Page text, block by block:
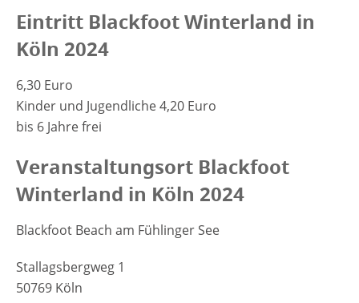
Eintritt Blackfoot Winterland in
Köln 2024
6,30 Euro
Kinder und Jugendliche 4,20 Euro
bis 6 Jahre frei
Veranstaltungsort Blackfoot
Winterland in Köln 2024
Blackfoot Beach am Fühlinger See
Stallagsbergweg 1
50769 Köln